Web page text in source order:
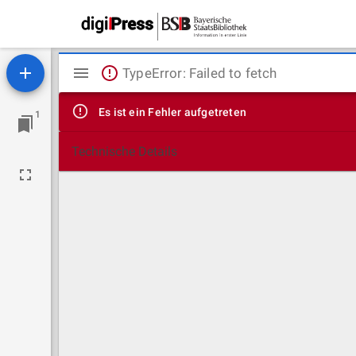
1
Mirador
Viewer
TypeError: Failed to fetch
Es ist ein Fehler aufgetreten
Technische Details